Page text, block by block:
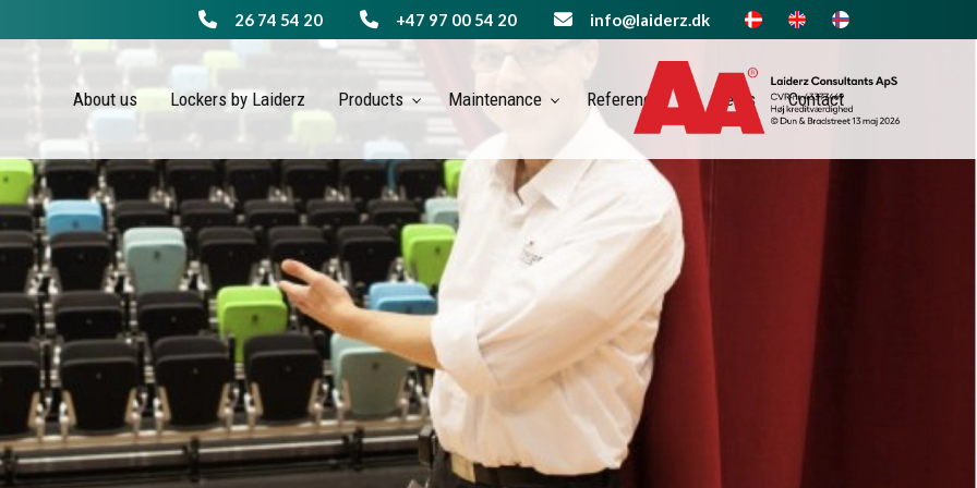
26 74 54 20 +47 97 00 54 20 info@laiderz.dk
About us Lockers by Laiderz Products Maintenance References News Contact